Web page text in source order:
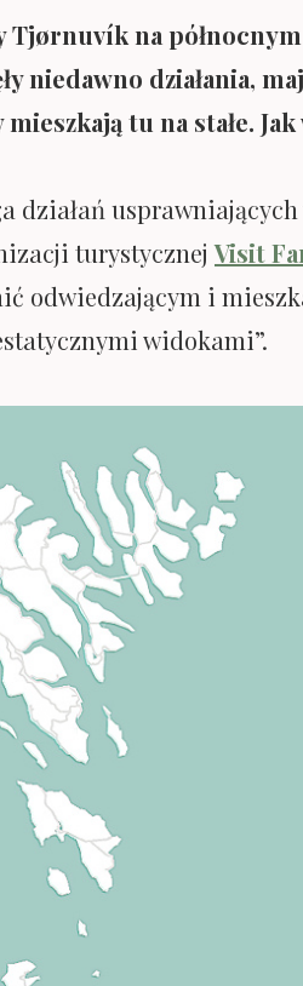
Tjørnuvík na
niedawno działania,
tu na stałe.
działań
turystycznejVisit
odwiedzającym i
widokami”.